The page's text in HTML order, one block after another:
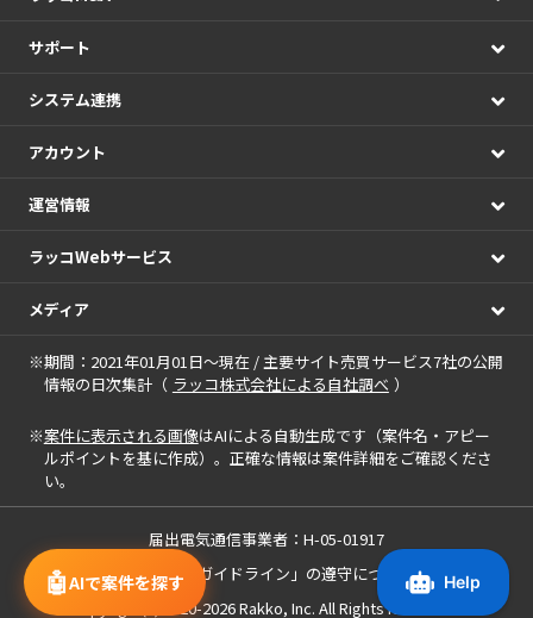
🤖AIで案件を探す
サポート
システム連携
アカウント
運営情報
ラッコWebサービス
メディア
※期間：2021年01月01日～現在 / 主要サイト売買サービス7社の公開
情報の日次集計（ ラッコ株式会社による自社調べ ）
※案件に表示される画像はAIによる自動生成です（案件名・アピー
ルポイントを基に作成）。正確な情報は案件詳細をご確認くださ
い。
届出電気通信事業者：H-05-01917
「中小M&Aガイドライン」の遵守について
Copyright(c) 2020-2026Rakko, Inc. All Rights Reserved.